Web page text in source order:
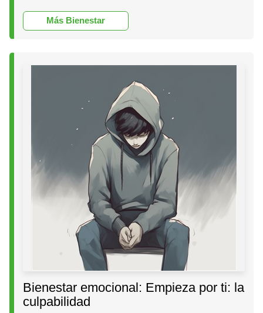
Más Bienestar
Bienestar emocional: Empieza por ti: la
culpabilidad